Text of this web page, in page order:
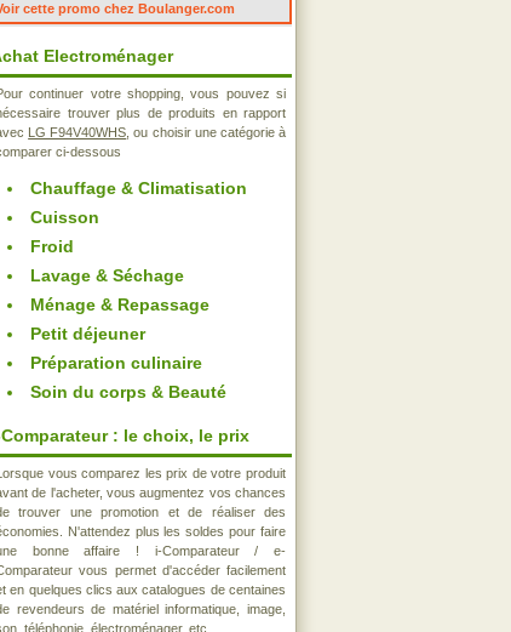
cette promo chez Boulanger.com
Electroménager
continuer votre shopping, vous pouvez si
trouver plus de produits en rapport
LG F94V40WHS , ou choisir une catégorie à
ci-dessous
Chauffage & Climatisation
Cuisson
Froid
Lavage & Séchage
Ménage & Repassage
Petit déjeuner
Préparation culinaire
Soin du corps & Beauté
: le choix, le prix
vous comparez les prix de votre produit
de l'acheter, vous augmentez vos chances
trouver une promotion et de réaliser des
N'attendez plus les soldes pour faire
bonne affaire ! i-Comparateur / e-
vous permet d'accéder facilement
en quelques clics aux catalogues de centaines
revendeurs de matériel informatique, image,
téléphonie, électroménager, etc..